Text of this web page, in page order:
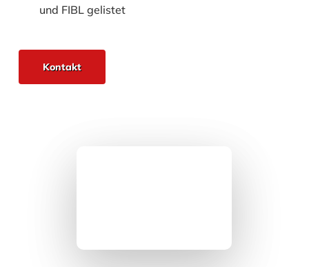
und FIBL gelistet
Kontakt